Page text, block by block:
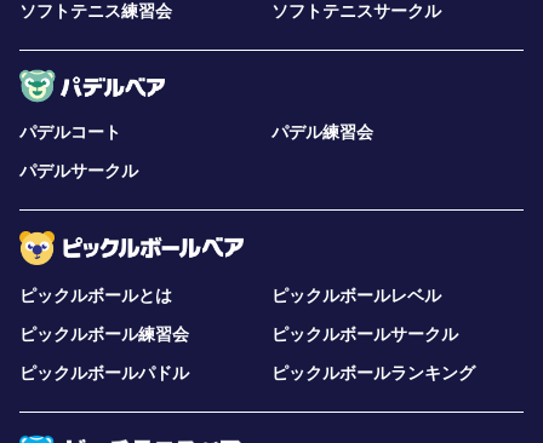
ソフトテニス練習会 ソフトテニスサークル
パデルコート
パデル練習会
パデルサークル
ピックルボールとは
ピックルボールレベル
ピックルボール練習会
ピックルボールサークル
ピックルボールパドル
ピックルボールランキング